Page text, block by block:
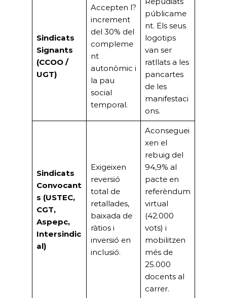
Sindicats
Signants
(CCOO /
UGT)
Accepten l?
increment
del 30% del
compleme
nt
autonòmic i
la pau
social
temporal.
públicame
nt. Els seus
logotips
van ser
ratllats a les
pancartes
de les
manifestaci
ons.
Sindicats
Convocant
s (USTEC,
CGT,
Aspepc,
Intersindic
al)
Exigeixen
reversió
total de
retallades,
baixada de
ràtios i
inversió en
inclusió.
Aconseguei
xen el
rebuig del
94,9% al
pacte en
referèndum
virtual
(42.000
vots) i
mobilitzen
més de
25.000
docents al
carrer.